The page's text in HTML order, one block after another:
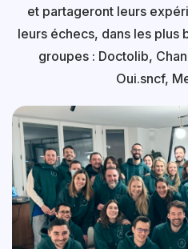
et partageront leurs
leurs échecs, dans les plus
groupes : Doctolib,
Oui.sncf,